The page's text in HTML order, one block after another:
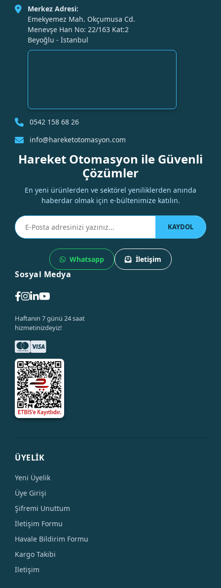
Merkez Adresi:
Emekyemez Mah. Okçumusa Cd.
Menevşe Han No: 22/163 Kat:2
Beyoğlu - İstanbul
0542 158 68 26
info@hareketotomasyon.com
Hareket Otomasyon ile Güvenli
Çözümler
En yeni ürünlerden ve sektörel yeniliklerden anında
haberdar olmak için e-bültenimize katılın.
KAYDOL
Whatsapp İletişim
Sosyal Medya
Haftanın 7 günü 24 saat
hizmetinizdeyiz!
ÜYELİK
Yeni Üyelik
Üye Girişi
Şifremi Unuttum
İletişim Formu
Havale Bildirim Formu
Kargo Takibi
İletişim